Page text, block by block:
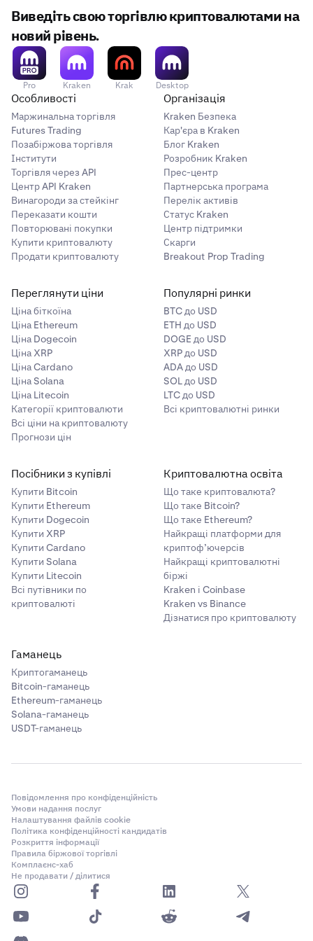
50 000 USD
*Примітка: Комісії мейкера можуть бути навіть 0%, але
в такому випадку KFEE не потрібно буде
використовувати.
Виведіть свою торгівлю криптовалютами на
новий рівень.
Pro Kraken Krak Desktop
Особливості
Маржинальна торгівля
Futures Trading
Позабіржова торгівля
Інститути
Торгівля через API
Центр API Kraken
Винагороди за стейкінг
Переказати кошти
Повторювані покупки
Купити криптовалюту
Продати криптовалюту
Організація
Kraken Безпека
Кар'єра в Kraken
Блог Kraken
Розробник Kraken
Прес-центр
Партнерська програма
Перелік активів
Статус Kraken
Центр підтримки
Скарги
Breakout Prop Trading
Переглянути ціни
Ціна біткоїна
Ціна Ethereum
Ціна Dogecoin
Ціна XRP
Ціна Cardano
Ціна Solana
Ціна Litecoin
Категорії криптовалюти
Всі ціни на криптовалюту
Прогнози цін
Популярні ринки
BTC до USD
ETH до USD
DOGE до USD
XRP до USD
ADA до USD
SOL до USD
LTC до USD
Всі криптовалютні ринки
Посібники з купівлі
Купити Bitcoin
Купити Ethereum
Купити Dogecoin
Купити XRP
Купити Cardano
Купити Solana
Купити Litecoin
Всі путівники по
криптовалюті
Криптовалютна освіта
Що таке криптовалюта?
Що таке Bitcoin?
Що таке Ethereum?
Найкращі платформи для
криптоф’ючерсів
Найкращі криптовалютні
біржі
Kraken і Coinbase
Kraken vs Binance
Дізнатися про криптовалюту
Гаманець
Криптогаманець
Bitcoin-гаманець
Ethereum-гаманець
Solana-гаманець
USDT-гаманець
Повідомлення про конфіденційність
Умови надання послуг
Налаштування файлів cookie
Політика конфіденційності кандидатів
Розкриття інформації
Правила біржової торгівлі
Комплаєнс-хаб
Не продавати / ділитися